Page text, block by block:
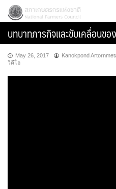
Skip
content
สภาเกษตรกรแห่งชาติ
บทบาทภารกิจและขับเคลื่อนข
May 26, 2017 Kanokpond
วิดีโอ